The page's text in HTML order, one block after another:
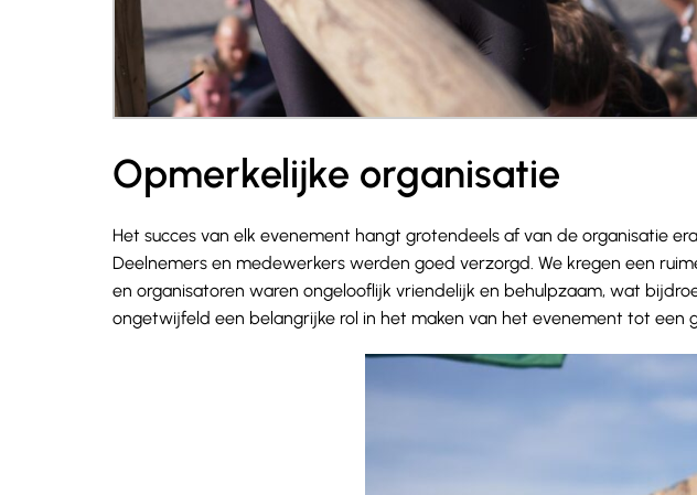
Opmerkelijke organisatie
Het succes van elk evenement hangt grotendeels af van de organisatie
Deelnemers en medewerkers werden goed verzorgd. We kregen een
en organisatoren waren ongelooflijk vriendelijk en behulpzaam, wat
ongetwijfeld een belangrijke rol in het maken van het evenement tot een